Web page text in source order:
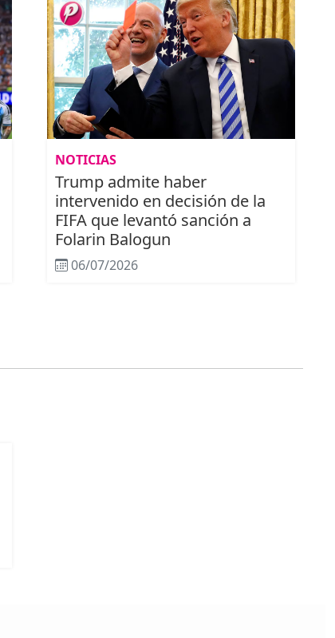
NOTICIAS
Trump admite haber
intervenido en decisión de la
FIFA que levantó sanción a
Folarin Balogun
06/07/2026